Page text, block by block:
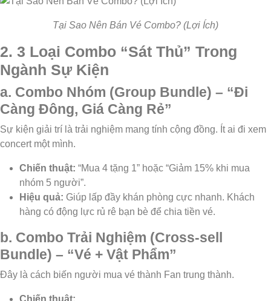
Tại Sao Nên Bán Vé Combo? (Lợi Ích)
2. 3 Loại Combo “Sát Thủ” Trong
Ngành Sự Kiện
a. Combo Nhóm (Group Bundle) – “Đi
Càng Đông, Giá Càng Rẻ”
Sự kiện giải trí là trải nghiệm mang tính cộng đồng. Ít ai đi xem
concert một mình.
Chiến thuật: “Mua 4 tặng 1” hoặc “Giảm 15% khi mua
nhóm 5 người”.
Hiệu quả: Giúp lấp đầy khán phòng cực nhanh. Khách
hàng có động lực rủ rê bạn bè để chia tiền vé.
b. Combo Trải Nghiệm (Cross-sell
Bundle) – “Vé + Vật Phẩm”
Đây là cách biến người mua vé thành Fan trung thành.
Chiến thuật: